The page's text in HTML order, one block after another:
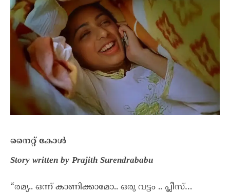
നൈറ്റ്‌ കോൾ
Story written by Prajith Surendrababu
“രമ്യ.. ഒന്ന് കാണിക്കാമോ.. ഒരു വട്ടം .. പ്ലീസ്…